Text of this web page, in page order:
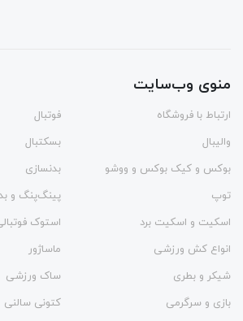
منوی وب‌سایت
ارتباط با فروشگاه
فوتبال
والیبال
بسکتبال
بوکس و کیک بوکس و ووشو
بدنسازی
توپ
پینگ‌پنگ و
اسکیت و اسکیت برد
استوک
انواع کش ورزشی
ماساژور
شیکر و بطری
ساک ورزشی
بازی و سرگرمی
کتونی سالنی